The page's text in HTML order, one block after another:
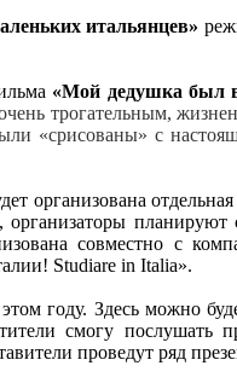
итальянцев»
«Мой дедушка был
трогательным,
«срисованы» с
организована
организаторы планируют
совместно с
Studiare in Italia».
году. Здесь можно
смогу
проведут ряд